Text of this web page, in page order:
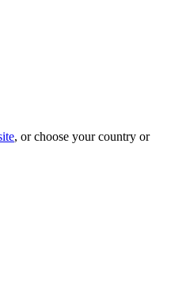
, or choose your country or